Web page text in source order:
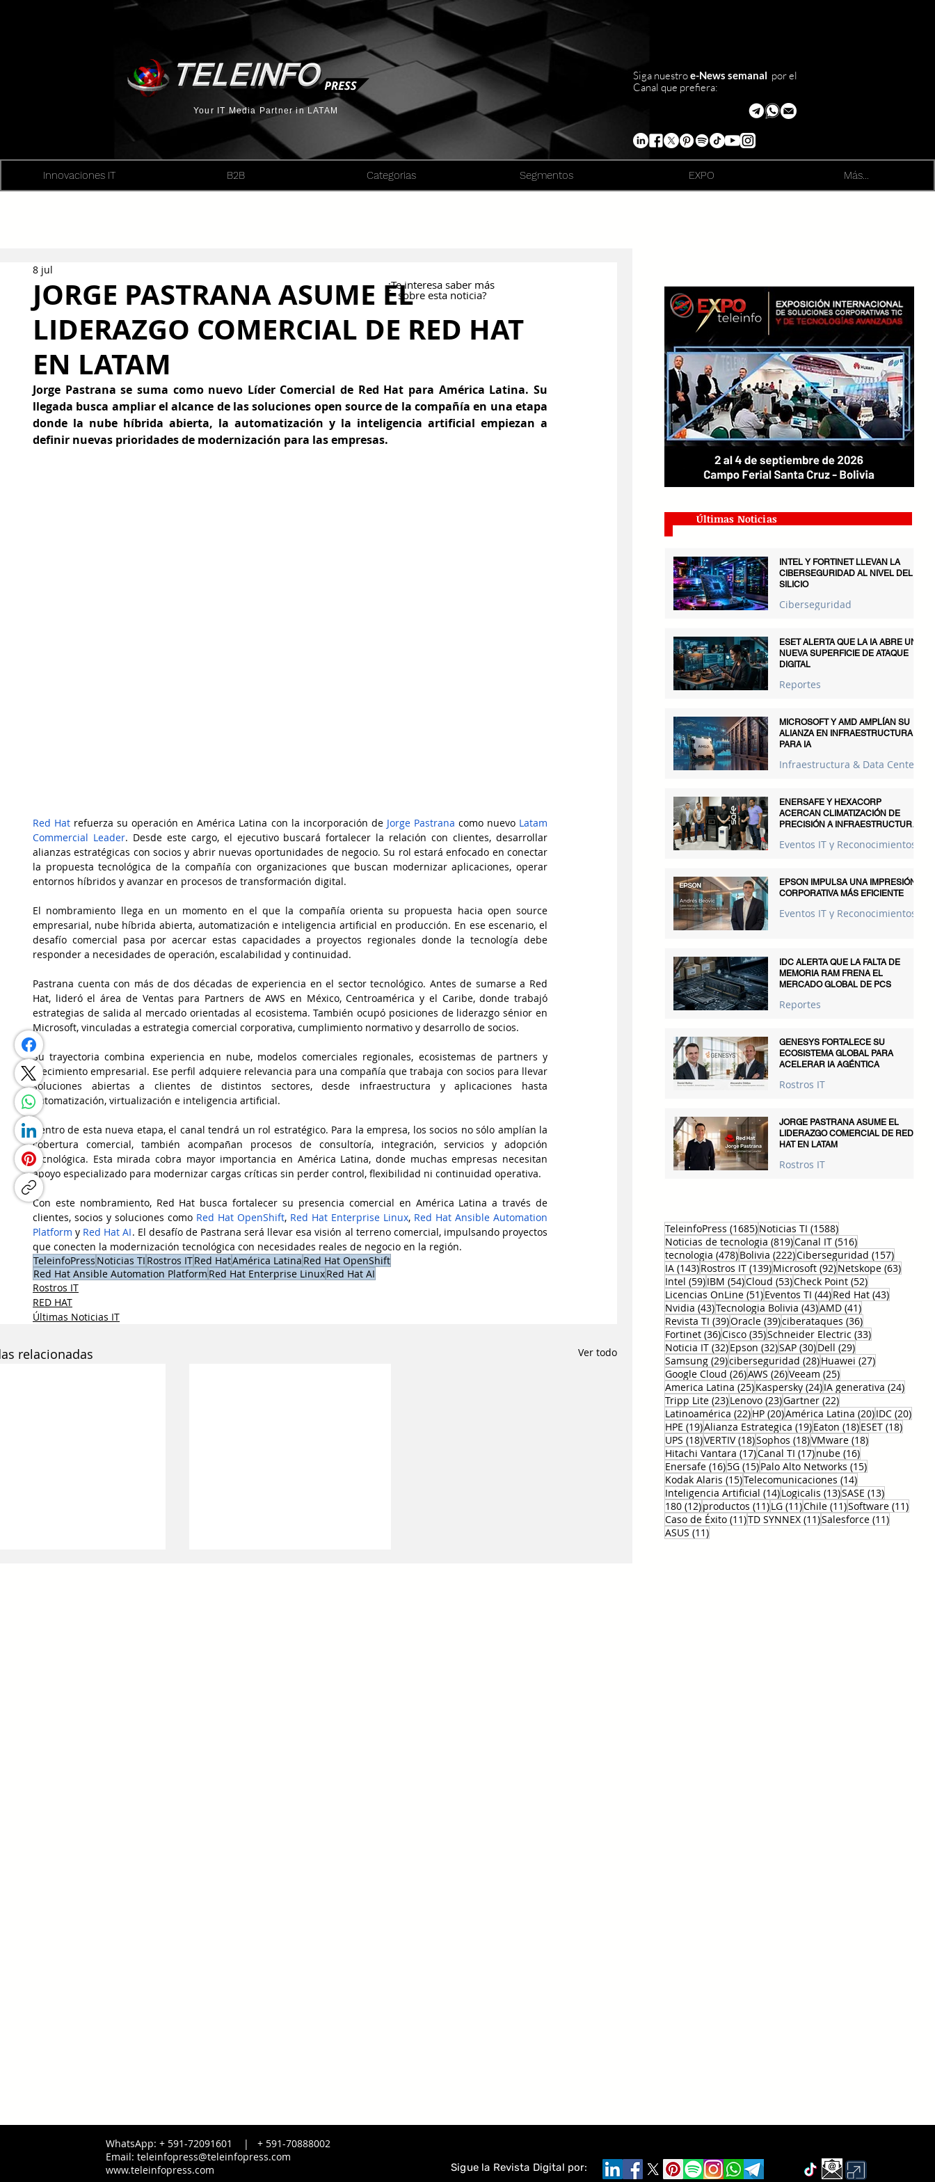
Your IT Media Partner in LATAM
Siga nuestroe-News semanal por el
Canal que prefiera:
Innovaciones IT B2B Categorias Segmentos EXPO Más...
JORGE PASTRANA ASUME EL
LIDERAZGO COMERCIAL DE RED HAT
EN LATAM
8 jul
Jorge Pastrana se suma como nuevo Líder Comercial de Red Hat para América Latina. Su
llegada busca ampliar el alcance de las soluciones open source de la compañía en una etapa
donde la nube híbrida abierta, la automatización y la inteligencia artificial empiezan a
definir nuevas prioridades de modernización para las empresas.
Red Hat refuerza su operación en América Latina con la incorporación de Jorge Pastrana como nuevo Latam
Commercial Leader. Desde este cargo, el ejecutivo buscará fortalecer la relación con clientes, desarrollar
alianzas estratégicas con socios y abrir nuevas oportunidades de negocio. Su rol estará enfocado en conectar
la propuesta tecnológica de la compañía con organizaciones que buscan modernizar aplicaciones, operar
entornos híbridos y avanzar en procesos de transformación digital.
El nombramiento llega en un momento en el que la compañía orienta su propuesta hacia open source
empresarial, nube híbrida abierta, automatización e inteligencia artificial en producción. En ese escenario, el
desafío comercial pasa por acercar estas capacidades a proyectos regionales donde la tecnología debe
responder a necesidades de operación, escalabilidad y continuidad.
Pastrana cuenta con más de dos décadas de experiencia en el sector tecnológico. Antes de sumarse a Red
Hat, lideró el área de Ventas para Partners de AWS en México, Centroamérica y el Caribe, donde trabajó
estrategias de salida al mercado orientadas al ecosistema. También ocupó posiciones de liderazgo sénior en
Microsoft, vinculadas a estrategia comercial corporativa, cumplimiento normativo y desarrollo de socios.
Su trayectoria combina experiencia en nube, modelos comerciales regionales, ecosistemas de partners y
crecimiento empresarial. Ese perfil adquiere relevancia para una compañía que trabaja con socios para llevar
soluciones abiertas a clientes de distintos sectores, desde infraestructura y aplicaciones hasta
automatización, virtualización e inteligencia artificial.
Dentro de esta nueva etapa, el canal tendrá un rol estratégico. Para la empresa, los socios no sólo amplían la
cobertura comercial, también acompañan procesos de consultoría, integración, servicios y adopción
tecnológica. Esta mirada cobra mayor importancia en América Latina, donde muchas empresas necesitan
apoyo especializado para modernizar cargas críticas sin perder control, flexibilidad ni continuidad operativa.
Con este nombramiento, Red Hat busca fortalecer su presencia comercial en América Latina a través de
clientes, socios y soluciones como Red Hat OpenShift, Red Hat Enterprise Linux, Red Hat Ansible Automation
Platform y Red Hat AI. El desafío de Pastrana será llevar esa visión al terreno comercial, impulsando proyectos
que conecten la modernización tecnológica con necesidades reales de negocio en la región.
TeleinfoPress Noticias TI Rostros ITRed HatAmérica Latina Red Hat OpenShift
Red Hat Ansible Automation Platform Red Hat Enterprise LinuxRed Hat AI
Rostros IT
RED HAT
Últimas Noticias IT
relacionadas Ver todo
¿Te interesa saber más
sobre esta noticia?
Últimas Noticias
INTEL Y FORTINET LLEVAN LA
CIBERSEGURIDAD AL NIVEL DEL
SILICIO
Ciberseguridad
ESET ALERTA QUE LA IA ABRE UNA
NUEVA SUPERFICIE DE ATAQUE
DIGITAL
Reportes
MICROSOFT Y AMD AMPLÍAN SU
ALIANZA EN INFRAESTRUCTURA
PARA IA
Infraestructura & Data Centers
ENERSAFE Y HEXACORP
ACERCAN CLIMATIZACIÓN DE
PRECISIÓN A INFRAESTRUCTURAS
Eventos IT y Reconocimientos
EPSON IMPULSA UNA IMPRESIÓN
CORPORATIVA MÁS EFICIENTE
Eventos IT y Reconocimientos
IDC ALERTA QUE LA FALTA DE
MEMORIA RAM FRENA EL
MERCADO GLOBAL DE PCS
Reportes
GENESYS FORTALECE SU
ECOSISTEMA GLOBAL PARA
ACELERAR IA AGÉNTICA
Rostros IT
JORGE PASTRANA ASUME EL
LIDERAZGO COMERCIAL DE RED
HAT EN LATAM
Rostros IT
TeleinfoPress (1685)1685 entradas
Noticias TI (1588)1588 entradas
Noticias de tecnologia (819)819 entradas
Canal IT (516)516 entradas
tecnologia (478)478 entradas
Bolivia (222)222 entradas
Ciberseguridad (157)157
IA (143)143 entradas
Rostros IT (139)139 entradas
Microsoft (92)92 entradas
Netskope (63)63
Intel (59)59 entradas
IBM (54)54 entradas
Cloud (53)53 entradas
Check Point (52)52 entradas
Licencias OnLine (51)51 entradas
Eventos TI (44)44 entradas
Red Hat (43)43
Nvidia (43)43 entradas
Tecnologia Bolivia (43)43 entradas
AMD (41)41 entradas
Revista TI (39)39 entradas
Oracle (39)39 entradas
ciberataques (36)36 entradas
Fortinet (36)36 entradas
Cisco (35)35 entradas
Schneider Electric (33)33 entradas
Noticia IT (32)32 entradas
Epson (32)32 entradas
SAP (30)30 entradas
Dell (29)29 entradas
Samsung (29)29 entradas
ciberseguridad (28)28 entradas
Huawei (27)27 entradas
Google Cloud (26)26 entradas
AWS (26)26 entradas
Veeam (25)25 entradas
America Latina (25)25 entradas
Kaspersky (24)24 entradas
IA generativa (24)24
Tripp Lite (23)23 entradas
Lenovo (23)23 entradas
Gartner (22)22 entradas
Latinoamérica (22)22 entradas
HP (20)20 entradas
América Latina (20)20 entradas
IDC (20)20
HPE (19)19 entradas
Alianza Estrategica (19)19 entradas
Eaton (18)18 entradas
ESET (18)18
UPS (18)18 entradas
VERTIV (18)18 entradas
Sophos (18)18 entradas
VMware (18)18 entradas
Hitachi Vantara (17)17 entradas
Canal TI (17)17 entradas
nube (16)16 entradas
Enersafe (16)16 entradas
5G (15)15 entradas
Palo Alto Networks (15)15 entradas
Kodak Alaris (15)15 entradas
Telecomunicaciones (14)14 entradas
Inteligencia Artificial (14)14 entradas
Logicalis (13)13 entradas
SASE (13)13
180 (12)12 entradas
productos (11)11 entradas
LG (11)11 entradas
Chile (11)11 entradas
Software (11)11
Caso de Éxito (11)11 entradas
TD SYNNEX (11)11 entradas
Salesforce (11)11
ASUS (11)11 entradas
WhatsApp: + 591-72091601 | + 591-70888002
Email: teleinfopress@teleinfopress.com
www.teleinfopress.com
Sigue la Revista Digital por: